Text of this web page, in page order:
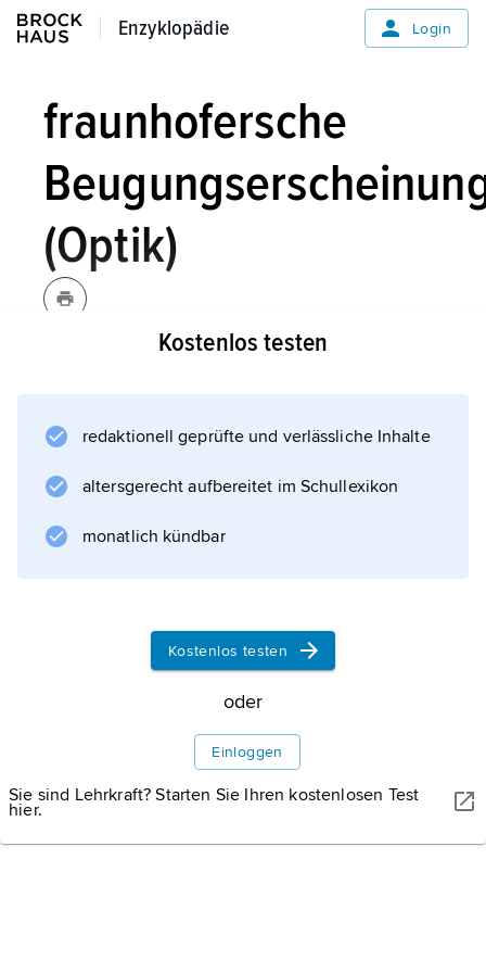
Enzyklopädie
Enzyklopädie Login
fraunhofersche
(Optik)
fraunhofersche
J. von Fraunhofer], Optik:
Beugung
.
Kostenlos testen
redaktionell geprüfte und verlässliche Inhalte
altersgerecht aufbereitet im Schullexikon
monatlich kündbar
Kostenlos testen
oder
Einloggen
Sie sind Lehrkraft? Starten Sie Ihren kostenlosen Test
hier.